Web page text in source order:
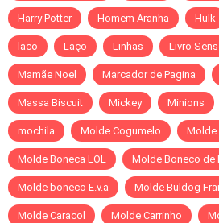
Harry Potter Homem Aranha Hulk
laco Laço Linhas Livro
Mamãe Noel Marcador de Pagina
Massa Biscuit Mickey Minions
mochila Molde Cogumelo Molde
Molde Boneca LOL Molde Boneco de
Molde boneco E.v.a Molde Buldog
Molde Caracol Molde Carrinho